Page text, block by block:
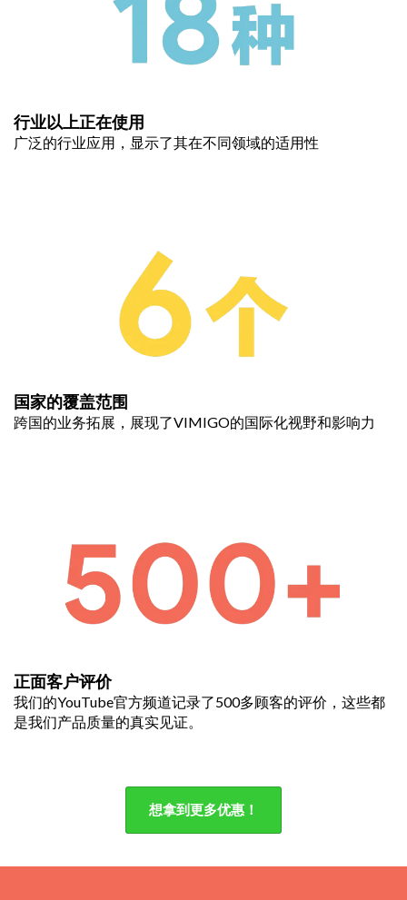
行业以上正在使用
广泛的行业应用，显示了其在不同领域的适用性
国家的覆盖范围
跨国的业务拓展，展现了VIMIGO的国际化视野和影响力
正面客户评价
我们的YouTube官方频道记录了500多顾客的评价，这些都
是我们产品质量的真实见证。